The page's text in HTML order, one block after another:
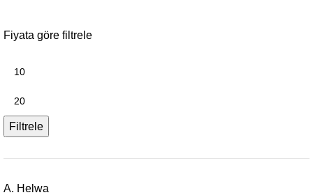
Fiyata göre filtrele
Filtrele
A. Helwa